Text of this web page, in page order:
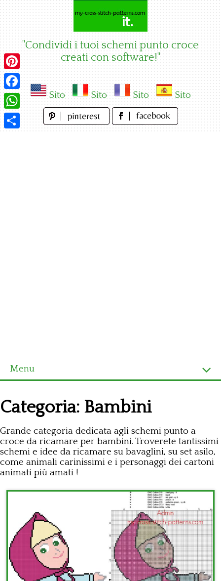
"Condividi i tuoi schemi punto croce
creati con software!"
Sito Sito Sito Sito
Menu
Ultimi schemi
Alfabeto
Bambini
Disney
Thun
Categoria: Bambini
Grande categoria dedicata agli schemi punto a
croce da ricamare per bambini. Troverete tantissimi
schemi e idee da ricamare su bavaglini, su set asilo,
come animali carinissimi e i personaggi dei cartoni
animati più amati !
Pinterest
Facebook
WhatsApp